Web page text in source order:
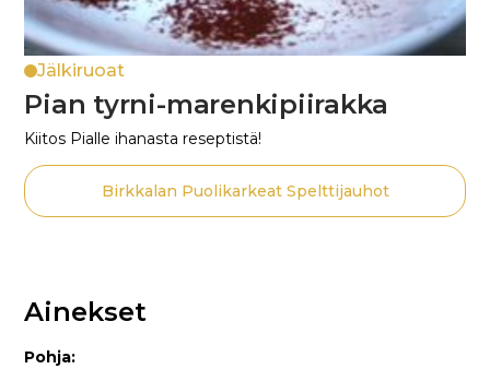
Jälkiruoat
Pian tyrni-marenkipiirakka
Kiitos Pialle ihanasta reseptistä!
Birkkalan Puolikarkeat Spelttijauhot
Ainekset
Pohja: